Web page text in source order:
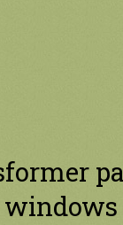
windows